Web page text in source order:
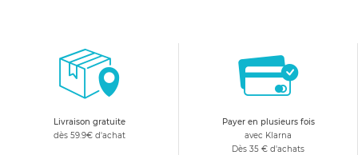
Livraison gratuite
dès 59.9€ d'achat
Payer en plusieurs fois
avec Klarna
Dès 35 € d'achats